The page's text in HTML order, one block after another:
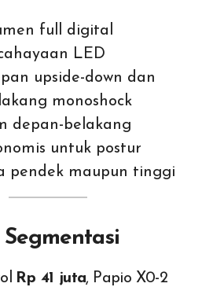
full digital
LED
upside-down dan
monoshock
depan-belakang
untuk postur
pendek maupun tinggi
Rp 41 juta, Papio X0-2